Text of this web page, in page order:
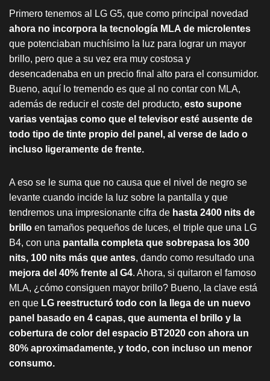
Primero tenemos al LG G5, que como principal novedad
ahora no incorpora la tecnología MLA de microlentes
que potenciaban muchísimo la luz para lograr un mayor
brillo, pero que a su vez era muy costosa y
desencadenaba en un precio final alto para el consumidor.
Bueno, aquí lo tremendo es que al no contar con MLA,
además de reducir el coste del producto, esto supone
varias ventajas como que el televisor esté ausente de
todo tipo de tinte propio del panel, al verse de lado o
incluso ligeramente de frente.
A eso se le suma que no causa que el nivel de negro se
levante cuando incide la luz sobre la pantalla y que
tendremos una impresionante cifra de hasta 2400 nits de
brillo en tamaños pequeños de luces, el triple que una LG
B4, con una pantalla completa que sobrepasa los 300
nits, 100 nits más que antes, dando como resultado una
mejora del 40% frente al G4. Ahora, si quitaron el famoso
MLA, ¿cómo consiguen mayor brillo? Bueno, la clave está
en que LG reestructuró todo con la llega de un nuevo
panel basado en 4 capas, que aumenta el brillo y la
cobertura de color del espacio BT2020 con ahora un
80% aproximadamente, y todo, con incluso un menor
consumo.